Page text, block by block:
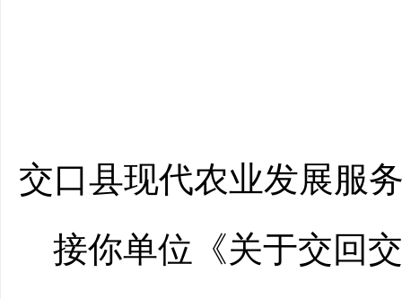
交口县现代农业发展服
接你单位《关于交回